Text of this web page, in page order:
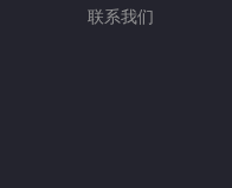
联系我们